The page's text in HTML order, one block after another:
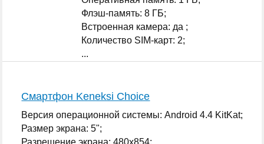
Флэш-память: 8 ГБ;
Встроенная камера: да ;
Количество SIM-карт: 2;
...
Смартфон Keneksi Choice
Версия операционной системы: Android 4.4 KitKat;
Размер экрана: 5";
Разрешение экрана: 480x854;